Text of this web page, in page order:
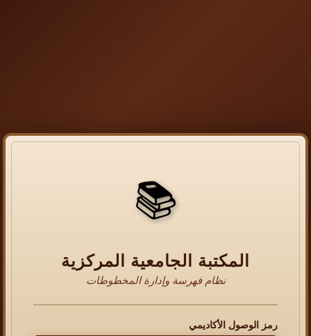
📚
المكتبة الجامعية المركزية
نظام فهرسة وإدارة المخطوطات
رمز الوصول الأكاديمي